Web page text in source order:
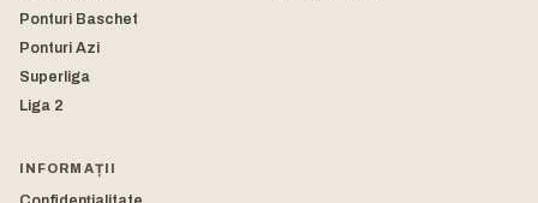
Ponturi Baschet
Ponturi Azi
Superliga
Liga 2
INFORMAȚII